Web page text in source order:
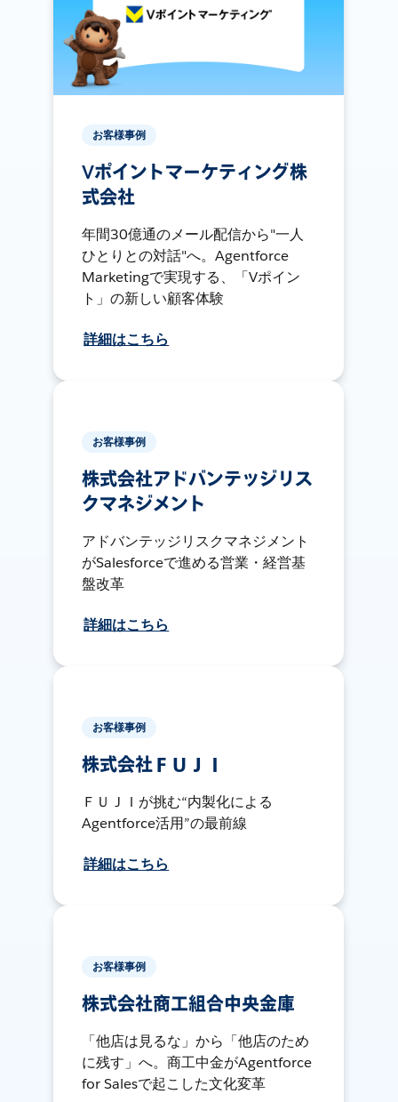
お客様事例
Vポイントマーケティング株
式会社
年間30億通のメール配信から"一人
ひとりとの対話"へ。Agentforce
Marketingで実現する、「Vポイン
ト」の新しい顧客体験
詳細はこちら
お客様事例
株式会社アドバンテッジリス
クマネジメント
アドバンテッジリスクマネジメント
がSalesforceで進める営業・経営基
盤改革
詳細はこちら
お客様事例
株式会社ＦＵＪＩ
ＦＵＪＩが挑む“内製化による
Agentforce活用”の最前線
詳細はこちら
お客様事例
株式会社商工組合中央金庫
「他店は見るな」から「他店のため
に残す」へ。商工中金がAgentforce
for Salesで起こした文化変革